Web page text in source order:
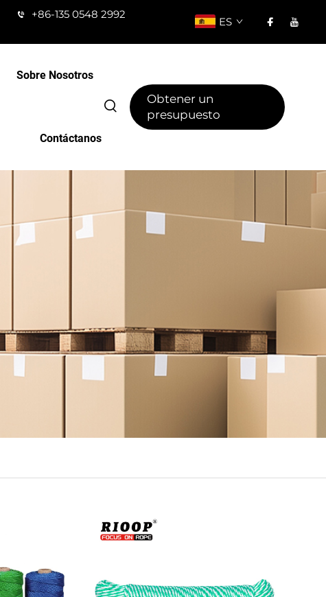
+86-135 0548 2992
ES
Sobre Nosotros
Contáctanos
Obtener un
presupuesto